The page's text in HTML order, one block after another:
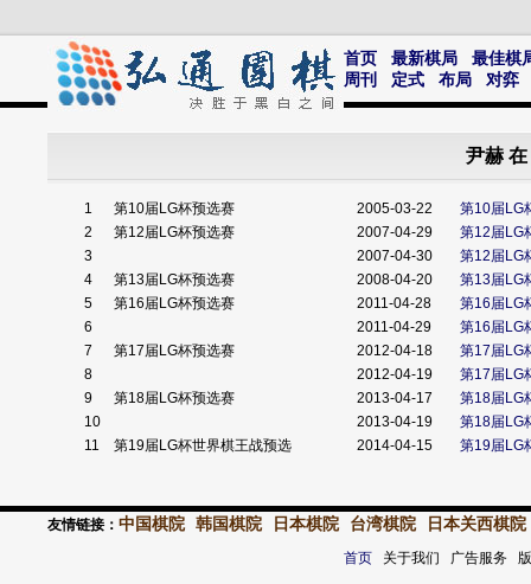
首页 最新棋局
最佳棋
周刊
定式 布局 对弈
尹赫
1 第10届LG杯预选赛 2005-03-22
第10届LG
2
第12届LG杯预选赛 2007-04-29
第12届LG
3
2007-04-30
第12届LG
4
第13届LG杯预选赛 2008-04-20
第13届LG
5
第16届LG杯预选赛 2011-04-28
第16届LG
6
2011-04-29
第16届LG
7
第17届LG杯预选赛 2012-04-18
第17届LG
8
2012-04-19
第17届LG
9
第18届LG杯预选赛 2013-04-17
第18届LG
10
2013-04-19
第18届LG
11
第19届LG杯世界棋王战预选 2014-04-15 第19届LG
友情链接： 中国棋院 韩国棋院 日本棋院 台湾棋院 日本关西棋院
首页关于我们 广告服务